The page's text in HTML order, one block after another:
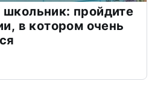
пройдите
в котором очень